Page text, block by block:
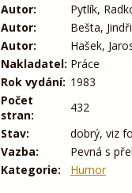
Autor:
Pytlík,
Autor:
Bešta,
Autor:
Hašek,
Nakladatel: Práce
Rok vydání: 1983
Počet
stran:
432
Stav:
dobrý, viz
Vazba:
Pevná s
Kategorie:
Humor